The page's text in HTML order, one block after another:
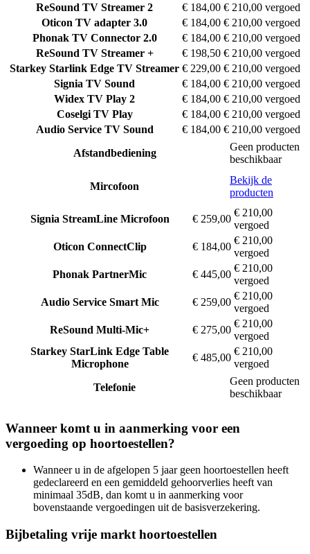
ReSound TV Streamer 2 € 184,00 € 210,00 vergoed
Oticon TV adapter 3.0 € 184,00 € 210,00 vergoed
Phonak TV Connector 2.0 € 184,00 € 210,00 vergoed
ReSound TV Streamer + € 198,50 € 210,00 vergoed
Starkey Starlink Edge TV Streamer € 229,00 € 210,00 vergoed
Signia TV Sound € 184,00 € 210,00 vergoed
Widex TV Play 2 € 184,00 € 210,00 vergoed
Coselgi TV Play € 184,00 € 210,00 vergoed
Audio Service TV Sound € 184,00 € 210,00 vergoed
Afstandbediening
Geen producten
beschikbaar
Mircofoon
Bekijk de
producten
Signia StreamLine Microfoon € 259,00
€ 210,00
vergoed
Oticon ConnectClip € 184,00
€ 210,00
vergoed
Phonak PartnerMic € 445,00
€ 210,00
vergoed
Audio Service Smart Mic € 259,00
€ 210,00
vergoed
ReSound Multi-Mic+ € 275,00
€ 210,00
vergoed
Starkey StarLink Edge Table
Microphone
€ 485,00
€ 210,00
vergoed
Telefonie
Geen producten
beschikbaar
Wanneer komt u in aanmerking voor een
vergoeding op hoortoestellen?
Wanneer u in de afgelopen 5 jaar geen hoortoestellen heeft
gedeclareerd en een gemiddeld gehoorverlies heeft van
minimaal 35dB, dan komt u in aanmerking voor
bovenstaande vergoedingen uit de basisverzekering.
Bijbetaling vrije markt hoortoestellen